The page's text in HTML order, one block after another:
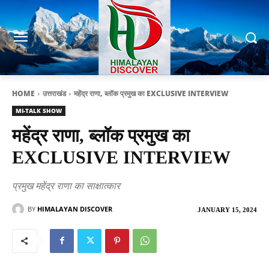
HOME उत्तराखंड महेंद्र राणा, ब्लॉक प्रमुख का EXCLUSIVE INTERVIEW
MI-TALK SHOW
महेंद्र राणा, ब्लॉक प्रमुख का
EXCLUSIVE INTERVIEW
प्रमुख महेंद्र राणा का साक्षात्कार
JANUARY 15, 2024
BY HIMALAYAN DISCOVER